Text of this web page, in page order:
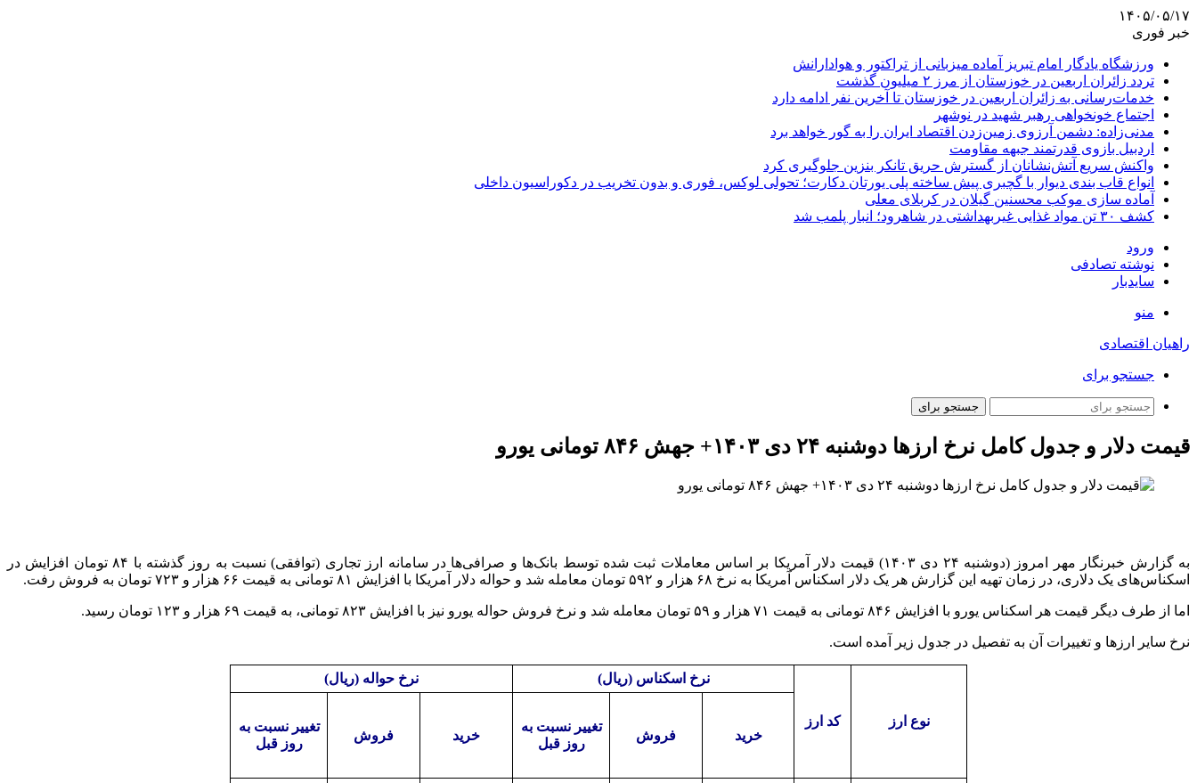
۱۴۰۵/۰۵/۱۷
خبر فوری
ورزشگاه یادگار امام تبریز آماده میزبانی از تراکتور و هوادارانش
تردد زائران اربعین در خوزستان از مرز ۲ میلیون گذشت
خدمات‌رسانی به زائران اربعین در خوزستان تا آخرین نفر ادامه دارد
اجتماع خونخواهی رهبر شهید در نوشهر
مدنی‌زاده: دشمن آرزوی زمین‌زدن اقتصاد ایران را به گور خواهد برد
اردبیل بازوی قدرتمند جبهه مقاومت
واکنش سریع آتش‌نشانان از گسترش حریق تانکر بنزین جلوگیری کرد
انواع قاب بندی دیوار با گچبری پیش ساخته پلی یورتان دکارت؛ تحولی لوکس، فوری و بدون تخریب در دکوراسیون داخلی
آماده سازی موکب محسنین گیلان در کربلای معلی
کشف ۳۰ تن مواد غذایی غیربهداشتی در شاهرود؛ انبار پلمب شد
ورود
نوشته تصادفی
سایدبار
منو
راهیان اقتصادی
جستجو برای
جستجو برای
قیمت دلار و جدول کامل نرخ ارزها دوشنبه ۲۴ دی ۱۴۰۳+ جهش ۸۴۶ تومانی یورو
به گزارش خبرنگار مهر امروز (دوشنبه ۲۴ دی ۱۴۰۳) قیمت دلار آمریکا بر اساس معاملات ثبت شده توسط بانک‌ها و صرافی‌ها در سامانه ارز تجاری (توافقی) نسبت به روز گذشته با ۸۴ تومان افزایش در
اسکناس‌های یک دلاری، در زمان تهیه این گزارش هر یک دلار اسکناس آمریکا به نرخ ۶۸ هزار و ۵۹۲ تومان معامله شد و حواله دلار آمریکا با افزایش ۸۱ تومانی به قیمت ۶۶ هزار و ۷۲۳ تومان به فروش رفت.
اما از طرف دیگر قیمت هر اسکناس یورو با افزایش ۸۴۶ تومانی به قیمت ۷۱ هزار و ۵۹ تومان معامله شد و نرخ فروش حواله یورو نیز با افزایش ۸۲۳ تومانی، به قیمت ۶۹ هزار و ۱۲۳ تومان رسید.
نرخ سایر ارزها و تغییرات آن به تفصیل در جدول زیر آمده است.
نوع ارز کد ارز
نرخ اسکناس (ریال) نرخ حواله (ریال)
خرید فروش
تغییر نسبت به
روز قبل
خرید فروش
تغییر نسبت به
روز قبل